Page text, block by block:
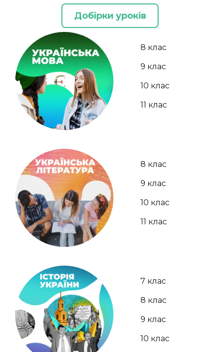
Добірки уроків
8 клас
9 клас
10 клас
11 клас
8 клас
9 клас
10 клас
11 клас
7 клас
8 клас
9 клас
10 клас